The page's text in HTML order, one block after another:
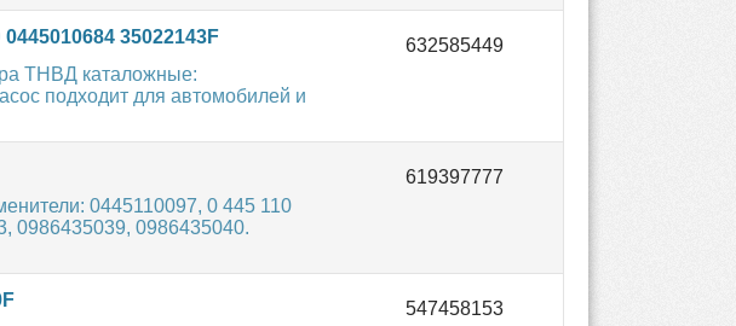
35022143F
ТНВД каталожные:
подходит для автомобилей и
0445110097, 0 445 110
0986435039, 0986435040.